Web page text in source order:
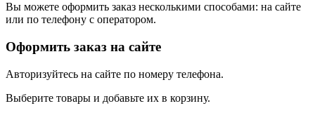
Вы можете оформить заказ несколькими способами: на сайте
или по телефону с оператором.
Оформить заказ на сайте
Авторизуйтесь на сайте по номеру телефона.
Выберите товары и добавьте их в корзину.